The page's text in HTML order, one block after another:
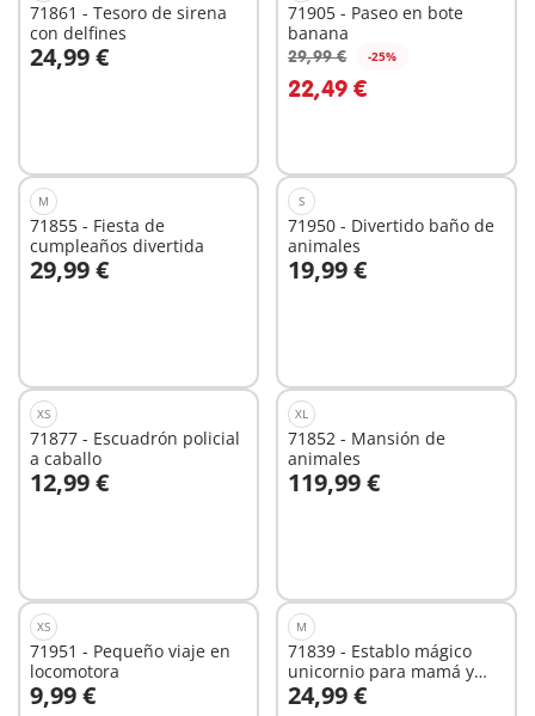
71861 - Tesoro de sirena
con delfines
24,99 €
A la cesta
71905 - Paseo en bote
banana
29,99 € -25%
22,49 €
A la cesta
M
71855 - Fiesta de
cumpleaños divertida
29,99 €
A la cesta
S
71950 - Divertido baño de
animales
19,99 €
A la cesta
XS
71877 - Escuadrón policial
a caballo
12,99 €
A la cesta
XL
71852 - Mansión de
animales
119,99 €
A la cesta
XS
71951 - Pequeño viaje en
locomotora
9,99 €
A la cesta
M
71839 - Establo mágico
unicornio para mamá y
potro
24,99 €
A la cesta